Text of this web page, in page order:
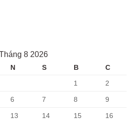
8 2026
N S B
C
1
2
6 7 8 9
13 14 15 16